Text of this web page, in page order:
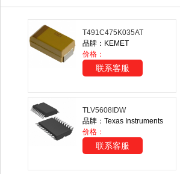
T491C475K035AT
品牌：KEMET
价格：
联系客服
TLV5608IDW
品牌：Texas Instruments
价格：
联系客服